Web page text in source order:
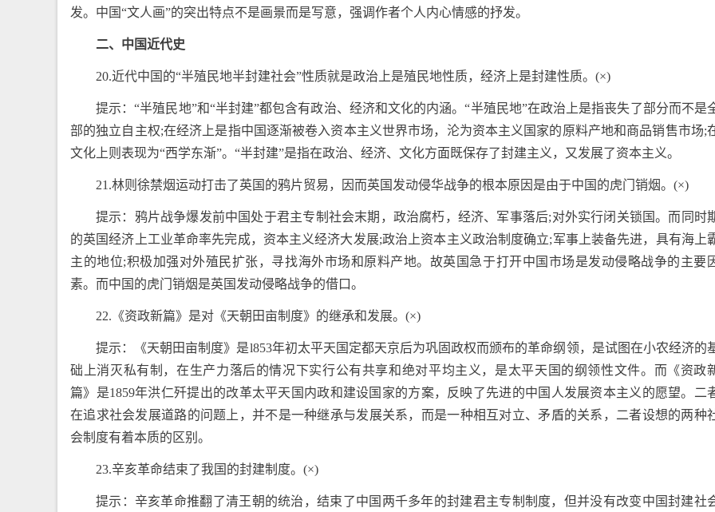
发。中国“文人画”的突出特点不是画景而是写意，强调作者个人内心情感的抒发。
二、中国近代史
20.近代中国的“半殖民地半封建社会”性质就是政治上是殖民地性质，经济上是封建性质。(×)
提示：“半殖民地”和“半封建”都包含有政治、经济和文化的内涵。“半殖民地”在政治上是指丧失了部分而不是
部的独立自主权;在经济上是指中国逐渐被卷入资本主义世界市场，沦为资本主义国家的原料产地和商品销售市场;
文化上则表现为“西学东渐”。“半封建”是指在政治、经济、文化方面既保存了封建主义，又发展了资本主义。
21.林则徐禁烟运动打击了英国的鸦片贸易，因而英国发动侵华战争的根本原因是由于中国的虎门销烟。(×)
提示：鸦片战争爆发前中国处于君主专制社会末期，政治腐朽，经济、军事落后;对外实行闭关锁国。而同时
的英国经济上工业革命率先完成，资本主义经济大发展;政治上资本主义政治制度确立;军事上装备先进，具有海上
主的地位;积极加强对外殖民扩张，寻找海外市场和原料产地。故英国急于打开中国市场是发动侵略战争的主要
素。而中国的虎门销烟是英国发动侵略战争的借口。
22.《资政新篇》是对《天朝田亩制度》的继承和发展。(×)
提示：《天朝田亩制度》是l853年初太平天国定都天京后为巩固政权而颁布的革命纲领，是试图在小农经济的
础上消灭私有制，在生产力落后的情况下实行公有共享和绝对平均主义，是太平天国的纲领性文件。而《资政
篇》是1859年洪仁歼提出的改革太平天国内政和建设国家的方案，反映了先进的中国人发展资本主义的愿望。二
在追求社会发展道路的问题上，并不是一种继承与发展关系，而是一种相互对立、矛盾的关系，二者设想的两种
会制度有着本质的区别。
23.辛亥革命结束了我国的封建制度。(×)
提示：辛亥革命推翻了清王朝的统治，结束了中国两千多年的封建君主专制制度，但并没有改变中国封建社